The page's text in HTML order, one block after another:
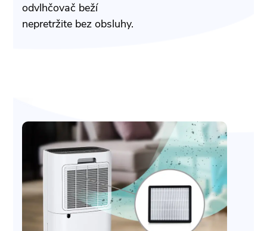
odvlhčovač beží
nepretržite bez obsluhy.